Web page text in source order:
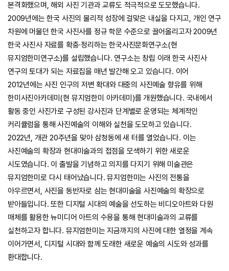
본격화했으며, 해외 사진 기관과 교류도 적극적으로 도모했습니다.
2009년에는 한국 사진의 물리적 성장에 걸맞은 내실을 다지고, 개인 연구
차원에 머물던 한국 사진사를 정규 학문 수준으로 끌어올리고자 2009년
한국 사진사 자료를 확충·정리하는 한국사진문화연구소(현
뮤지엄한미연구소)를 설립했습니다. 연구소는 창립 이래 한국 사진사
연구의 토대가 되는 자료집을 매년 발간해 오고 있습니다. 이어
2012년에는 사진 인구의 저변 확대와 대중의 사진예술 향유를 위해
한미사진아카데미(현 뮤지엄한미 아카데미)를 개원했습니다. 국내에서
활동 중인 사진가로 구성된 강사진과 단계별로 운영되는 체계적인
커리큘럼을 통해 사진예술의 이해와 실천을 도모하고 있습니다.
2022년, 개관 20주년을 맞아 삼청동에 새 터를 열었습니다. 이는
사진예술의 확장과 현대미술과의 접점을 모색하기 위한 새로운
시도였습니다. 이 출발을 기념하고 의지를 다지기 위해 미술관은
뮤지엄한미로 다시 태어났습니다. 뮤지엄한미는 사진의 전통을
아우르면서, 사진을 동반자로 삼는 현대미술을 사진예술의 확장으로
받아들입니다. 또한 디지털 시대의 예술을 선도하는 비디오아트와 다원
매체를 활용한 뉴미디어 아트의 수용을 통해 현대미술과의 교류를
실천하고자 합니다. 뮤지엄한미는 지금까지의 사진에 대한 열정을 계속
이어가면서, 디지털 시대와 함께 도래한 새로운 예술의 시도와 성과를
환대합니다.